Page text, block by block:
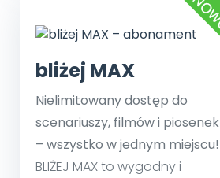
bliżej MAX
Nielimitowany dostęp do
scenariuszy, filmów i piosenek
– wszystko w jednym miejscu!
BLIŻEJ MAX to wygodny i